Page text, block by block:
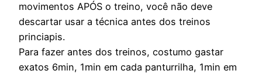
movimentos APÓS o treino, você não deve
descartar usar a técnica antes dos treinos
princiapis.
Para fazer antes dos treinos, costumo gastar
exatos 6min, 1min em cada panturrilha, 1min em